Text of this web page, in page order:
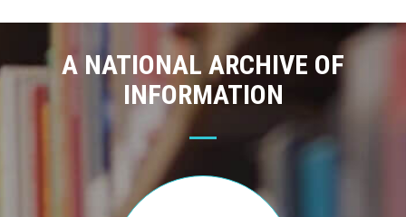
A NATIONAL ARCHIVE OF
INFORMATION